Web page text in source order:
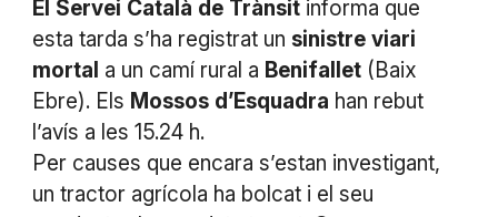
El Servei Català de Trànsitinforma que
esta tarda s’ha registrat un sinistre viari
mortal a un camí rural a Benifallet(Baix
Ebre). Els Mossos d’Esquadra han rebut
l’avís a les 15.24 h.
Per causes que encara s’estan investigant,
un tractor agrícola ha bolcat i el seu